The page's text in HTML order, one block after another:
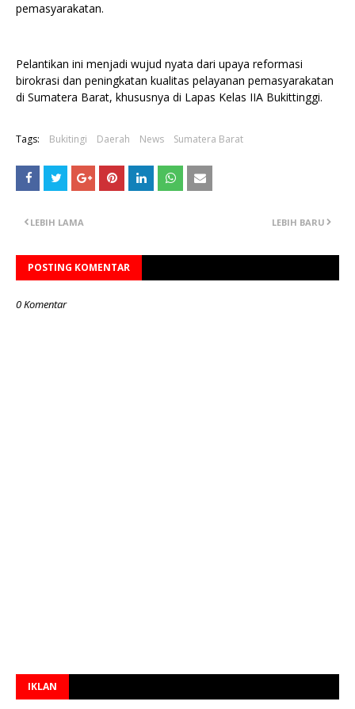
pemasyarakatan.
Pelantikan ini menjadi wujud nyata dari upaya reformasi
birokrasi dan peningkatan kualitas pelayanan pemasyarakatan
di Sumatera Barat, khususnya di Lapas Kelas IIA Bukittinggi.
Tags: Bukitingi Daerah News Sumatera Barat
LEBIH BARU
LEBIH LAMA
POSTING KOMENTAR
0 Komentar
IKLAN